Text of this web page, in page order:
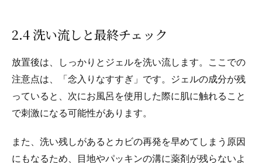
2.4 洗い流しと最終チェック
放置後は、しっかりとジェルを洗い流します。ここでの
注意点は、「念入りなすすぎ」です。ジェルの成分が残
っていると、次にお風呂を使用した際に肌に触れること
で刺激になる可能性があります。
また、洗い残しがあるとカビの再発を早めてしまう原因
にもなるため、目地やパッキンの溝に薬剤が残らないよ